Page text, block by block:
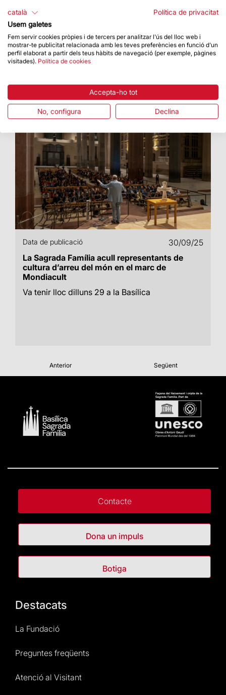
Un taller adreçat a la gent, en col·laboració amb
dotze entitats del barri
Data de publicació
30/09/25
La Sagrada Família acull representants de
cultura d’arreu del món en el marc de
Mondiacult
Va tenir lloc dilluns 29 a la Basílica
Anterior Següent
Contacte
Dona un impuls
Botiga
Destacats
La Fundació
Preguntes freqüents
Atenció al Visitant
català
Política de privacitat
Usem galetes
Fem servir cookies pròpies i de tercers per analitzar l'ús del lloc web i
mostrar-te publicitat relacionada amb les teves preferències en funció d'un
perfil elaborat a partir dels teus hàbits de navegació (per exemple, pàgines
visitades). Política de cookies
Accepta-ho tot
No, configura Declina